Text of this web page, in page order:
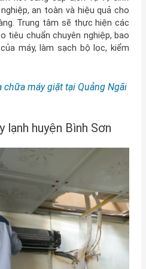
an toàn và hiệu quả cho
Trung tâm sẽ thực hiện các
tiêu chuẩn chuyên nghiệp, bao
máy, làm sạch bộ lọc, kiểm
chữa máy giặt tại Quảng Ngãi
lạnh huyện Bình Sơn